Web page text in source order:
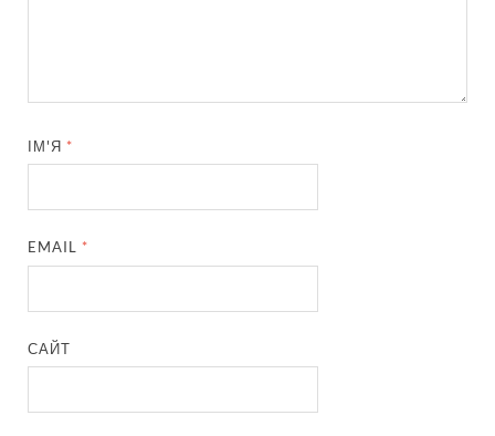
ІМ'Я *
EMAIL *
САЙТ